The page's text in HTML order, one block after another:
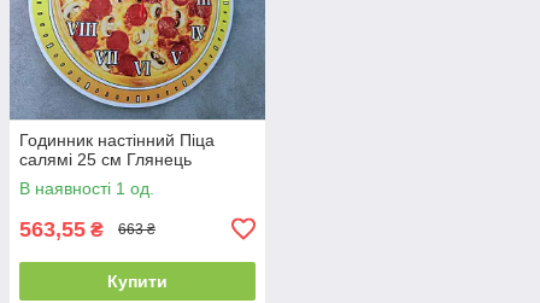
Годинник настінний Піца
салямі 25 см Глянець
В наявності 1 од.
563,55 ₴ 663 ₴
Купити